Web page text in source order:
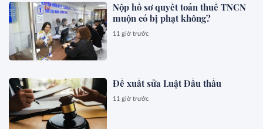
Nộp hồ sơ quyết toán thuế TNCN
muộn có bị phạt không?
11 giờ trước
Đề xuất sửa Luật Đấu thầu
11 giờ trước